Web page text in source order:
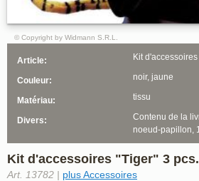
Kit d'accessoires "Tiger" 3 pcs.
Art. 13782 | plus Accessoires
© Copyright by Widmann S.R.L.
Article: Kit
Couleur: noir, jaune
Matériau: tissu
Divers:
Contenu de la
noeud-papillon,